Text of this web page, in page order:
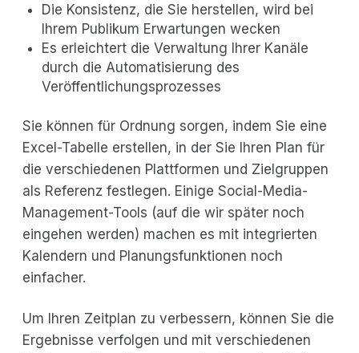
Die Konsistenz, die Sie herstellen, wird bei
Ihrem Publikum Erwartungen wecken
Es erleichtert die Verwaltung Ihrer Kanäle
durch die Automatisierung des
Veröffentlichungsprozesses
Sie können für Ordnung sorgen, indem Sie eine
Excel-Tabelle erstellen, in der Sie Ihren Plan für
die verschiedenen Plattformen und Zielgruppen
als Referenz festlegen. Einige Social-Media-
Management-Tools (auf die wir später noch
eingehen werden) machen es mit integrierten
Kalendern und Planungsfunktionen noch
einfacher.
Um Ihren Zeitplan zu verbessern, können Sie die
Ergebnisse verfolgen und mit verschiedenen